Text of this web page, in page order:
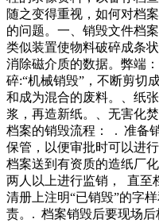
中回收和处理。业内人士
可获的财政补贴，除了拉
系重新洗牌。中国家电研
子产品回收处二款所指的
依据《中华人民共和国特
规定，对当事人处罚款元
电话，邮箱@l..，地址北京
随之变得重视，如何对档
的问题。一、销毁文件档
类似装置使物料破碎成条
消除磁介质的数据。弊端
碎:“机械销毁”，不断剪切
和成为混合的废料。、纸
浆，再造新纸。、无害化
档案的销毁流程： . 准备
保管，以便审批时可以进
档案送到有资质的造纸厂
两人以上进行监销， 直至
清册上注明“已销毁”的字
责。. 档案销毁后要现场